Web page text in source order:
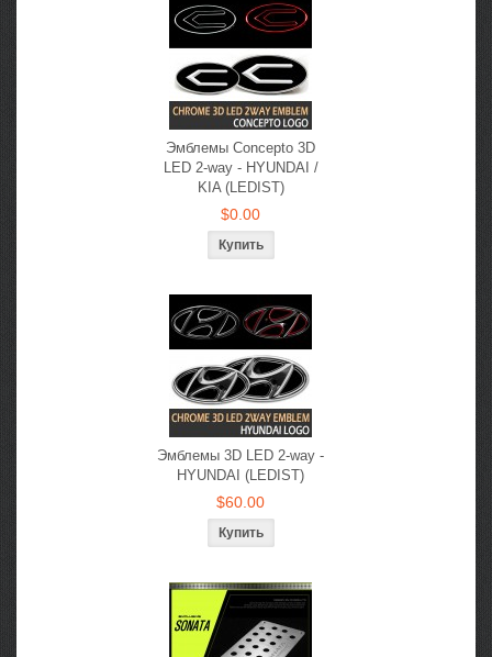
Эмблемы Concepto 3D
LED 2-way - HYUNDAI /
KIA (LEDIST)
$0.00
Эмблемы 3D LED 2-way -
HYUNDAI (LEDIST)
$60.00